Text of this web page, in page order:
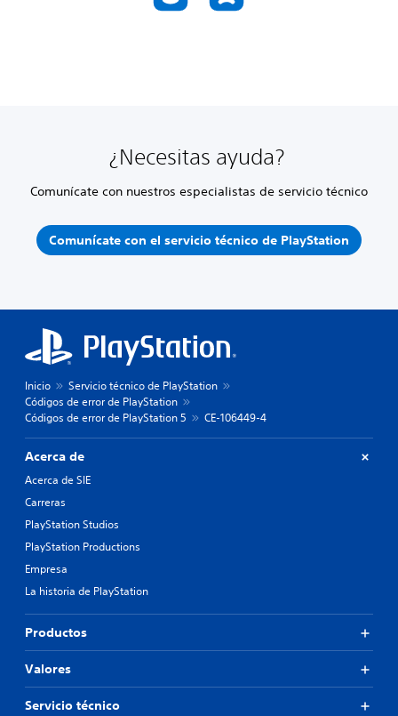
¿Necesitas ayuda?
Comunícate con nuestros especialistas de servicio técnico
Comunícate con el servicio técnico de PlayStation
Inicio
Servicio técnico de PlayStation
Códigos de error de PlayStation
Códigos de error de PlayStation 5
CE-106449-4
Acerca de
Acerca de SIE
Carreras
PlayStation Studios
PlayStation Productions
Empresa
La historia de PlayStation
Productos
Valores
Servicio técnico